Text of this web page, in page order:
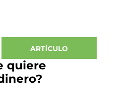
ARTÍCULO
quiere